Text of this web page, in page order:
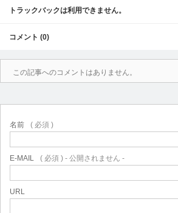
トラックバックは利用できません。
コメント (0)
この記事へのコメントはありません。
名前 ( 必須 )
E-MAIL ( 必須 ) - 公開されません -
URL